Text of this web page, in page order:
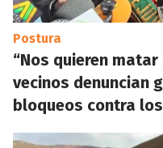
Postura
“Nos quieren
vecinos denuncian
bloqueos contra